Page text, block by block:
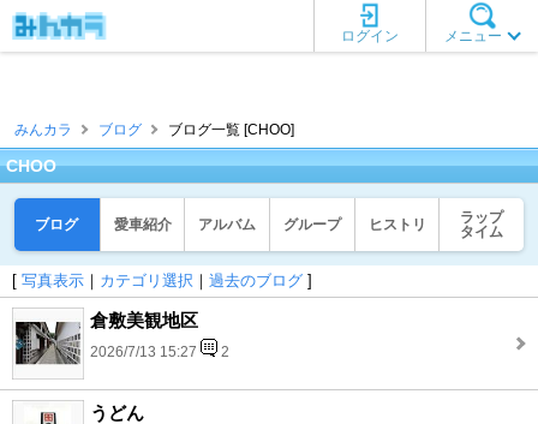
メニュー
ログイン
みんカラ ブログ ブログ一覧 [CHOO]
CHOO
ブログ 愛車紹介 アルバム グループ ヒストリ
ラップ
タイム
[ 写真表示 ｜ カテゴリ選択 ｜ 過去のブログ ]
倉敷美観地区
2026/7/13 15:27 2
うどん